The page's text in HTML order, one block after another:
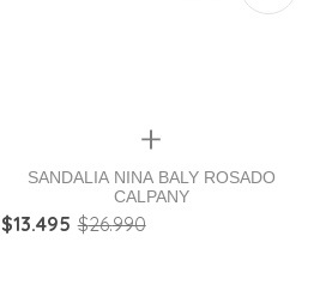
Quickview
SANDALIA NINA BALY ROSADO
CALPANY
$13.495 $26.990